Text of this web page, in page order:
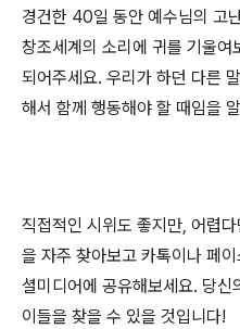
경건한 40일 동안 예수님의 고
창조세계의 소리에 귀를 기울여
되어주세요. 우리가 하던 다른
해서 함께 행동해야 할 때임을
직접적인 시위도 좋지만, 어렵
을 자주 찾아보고 카톡이나 페이
셜미디어에 공유해보세요. 당신
이들을 찾을 수 있을 것입니다!